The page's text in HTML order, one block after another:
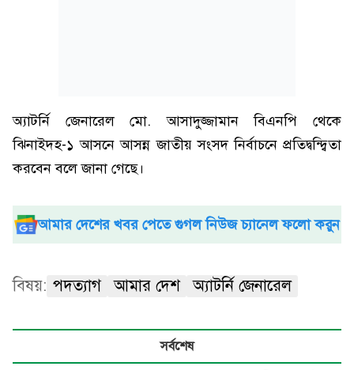
অ্যাটর্নি জেনারেল মো. আসাদুজ্জামান বিএনপি থেকে
ঝিনাইদহ-১ আসনে আসন্ন জাতীয় সংসদ নির্বাচনে প্রতিদ্বন্দ্বিতা
করবেন বলে জানা গেছে।
আমার দেশের খবর পেতে গুগল নিউজ চ্যানেল ফলো করুন
বিষয়: পদত্যাগ আমার দেশ অ্যাটর্নি জেনারেল
সর্বশেষ